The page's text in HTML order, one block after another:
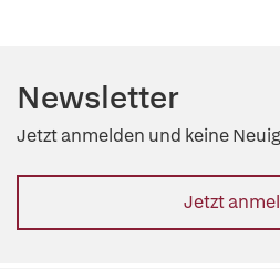
Newsletter
Jetzt anmelden und keine
Jetzt